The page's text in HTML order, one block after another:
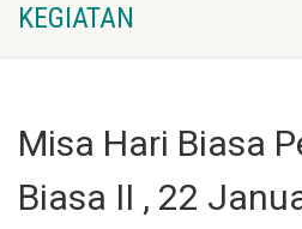
KEGIATAN
Misa Hari Biasa
Biasa II , 22